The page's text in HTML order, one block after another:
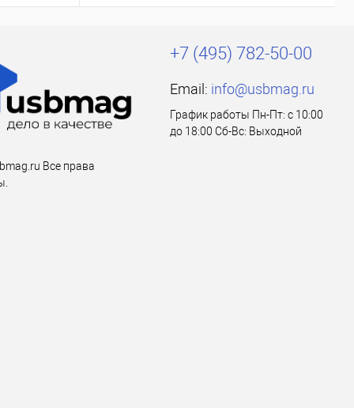
Все права
+7 (495) 782-50-00
Email: info@usbmag.ru
График работы Пн-Пт: с 10:00
до 18:00 Сб-Вс: Выходной